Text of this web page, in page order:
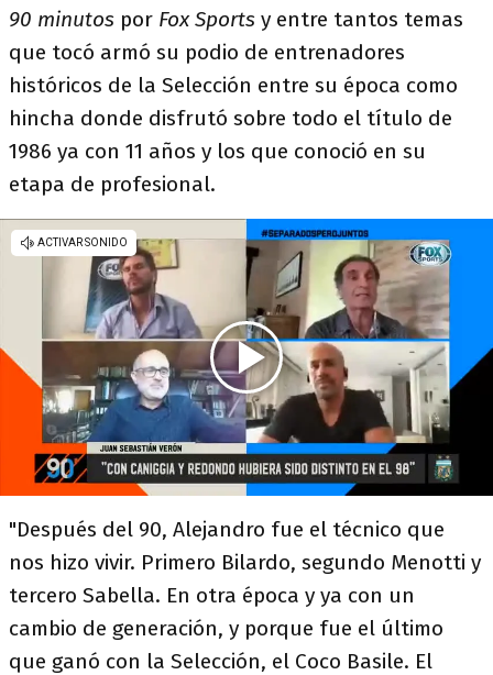
90 minutos por Fox Sports y entre tantos temas
que tocó armó su podio de entrenadores
históricos de la Selección entre su época como
hincha donde disfrutó sobre todo el título de
1986 ya con 11 años y los que conoció en su
etapa de profesional.
"Después del 90, Alejandro fue el técnico que
nos hizo vivir. Primero Bilardo, segundo Menotti y
tercero Sabella. En otra época y ya con un
cambio de generación, y porque fue el último
que ganó con la Selección, el Coco Basile. El